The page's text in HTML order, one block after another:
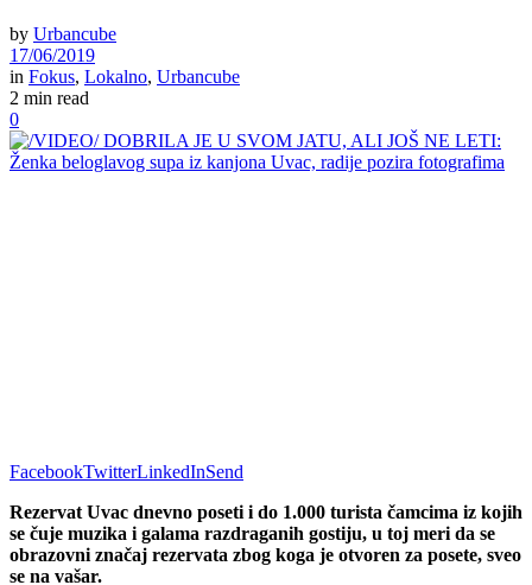
by Urbancube
17/06/2019
in Fokus, Lokalno, Urbancube
2 min read
0
FacebookTwitterLinkedInSend
Rezervat Uvac dnevno poseti i do 1.000 turista čamcima iz kojih
se čuje muzika i galama razdraganih gostiju, u toj meri da se
obrazovni značaj rezervata zbog koga je otvoren za posete, sveo
se na vašar.